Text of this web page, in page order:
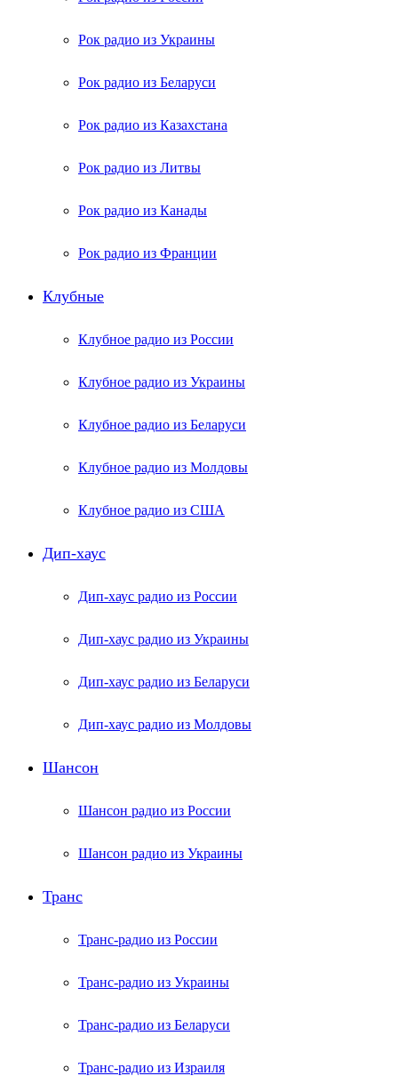
Рок радио из Украины
Рок радио из Беларуси
Рок радио из Казахстана
Рок радио из Литвы
Рок радио из Канады
Рок радио из Франции
Клубные
Клубное радио из России
Клубное радио из Украины
Клубное радио из Беларуси
Клубное радио из Молдовы
Клубное радио из США
Дип-хаус
Дип-хаус радио из России
Дип-хаус радио из Украины
Дип-хаус радио из Беларуси
Дип-хаус радио из Молдовы
Шансон
Шансон радио из России
Шансон радио из Украины
Транс
Транс-радио из России
Транс-радио из Украины
Транс-радио из Беларуси
Транс-радио из Израиля